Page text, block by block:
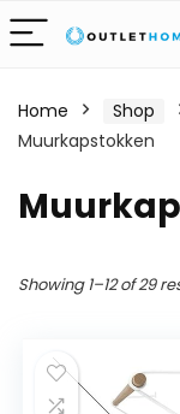
Home Shop
Muurkapstokken
Showing 1–12 of 29